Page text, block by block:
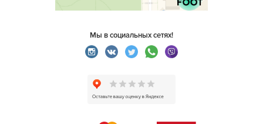
Мы в социальных сетях!